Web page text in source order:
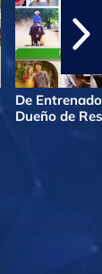
De
Dueño de